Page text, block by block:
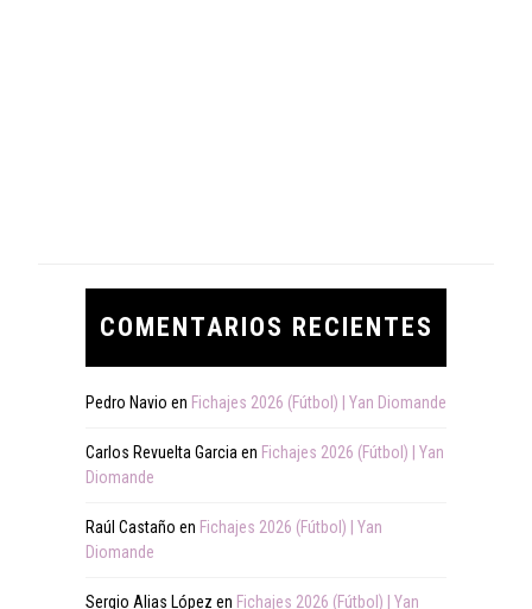
COMENTARIOS RECIENTES
Pedro Navio en Fichajes 2026 (Fútbol) | Yan Diomande
Carlos Revuelta Garcia en Fichajes 2026 (Fútbol) | Yan
Diomande
Raúl Castaño en Fichajes 2026 (Fútbol) | Yan
Diomande
Sergio Alias López en Fichajes 2026 (Fútbol) | Yan